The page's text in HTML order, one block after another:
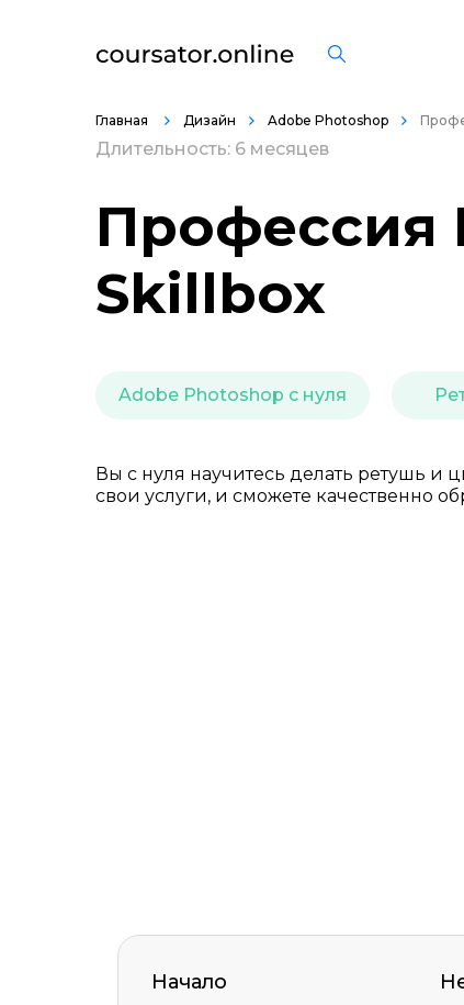
Главная Дизайн Adobe Photoshop
Длительность: 6 месяцев
Профессия
Skillbox
Adobe Photoshop с нуля
Вы с нуля научитесь делать ретушь и
свои услуги, и сможете качественно
Начало